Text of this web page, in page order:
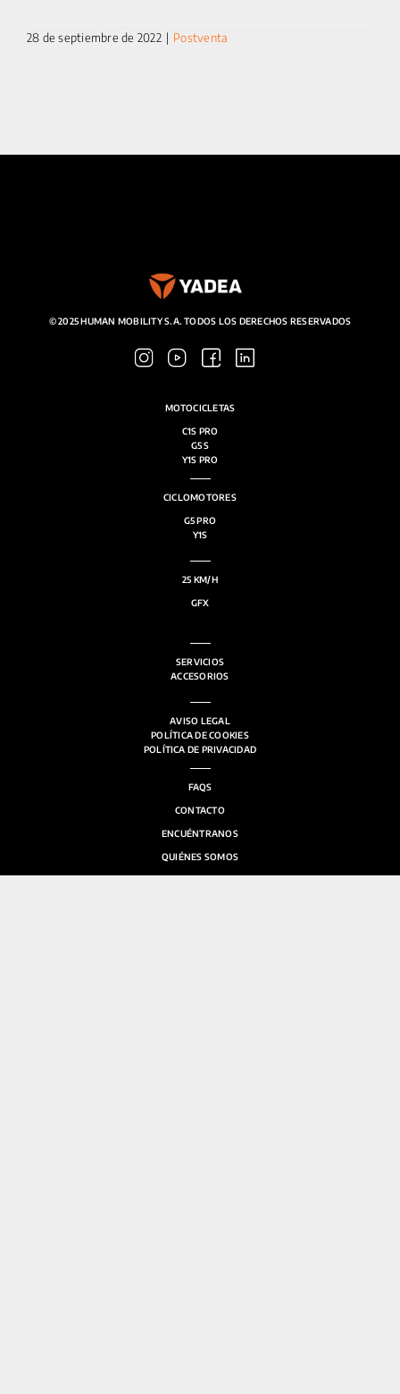
MI CUENTA
28 de septiembre de 2022 | Postventa
© 2025 HUMAN MOBILITY S.A. TODOS LOS DERECHOS RESERVADOS
MOTOCICLETAS
C1S PRO
G5 S
Y1S PRO
CICLOMOTORES
G5 PRO
Y1S
25 KM/H
GFX
SERVICIOS
ACCESORIOS
AVISO LEGAL
POLÍTICA DE COOKIES
POLÍTICA DE PRIVACIDAD
FAQS
CONTACTO
ENCUÉNTRANOS
QUIÉNES SOMOS